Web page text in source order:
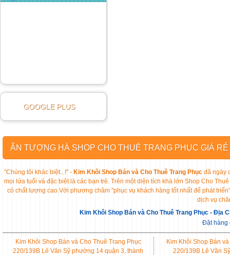
GOOGLE PLUS
ẤN TƯỢNG HÀ SHOP CHO THUÊ TRANG PHỤC GIÁ
"Chúng tôi khác biệt...!" - Kim Khôi Shop Bán và Cho Thuê Trang Phụcđã ngày
mọi lứa tuổi và đặc biệt là các bạn trẻ. Trên một diện tích khá lớn Shop Cho
có chất lượng cao.Với phương châm "phục vụ khách hàng tốt nhất để phát
dịch vụ
Kim Khôi Shop Bán và Cho Thuê Trang Phục - Địa
Đặt hàng
Kim Khôi Shop Bán và Cho Thuê Trang Phục
220/139B Lê Văn Sỹ phường 14 quận 3, thành
Kim Khôi Shop Bán
220/139B Lê Văn